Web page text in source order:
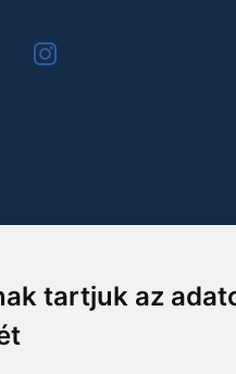
tartjuk az